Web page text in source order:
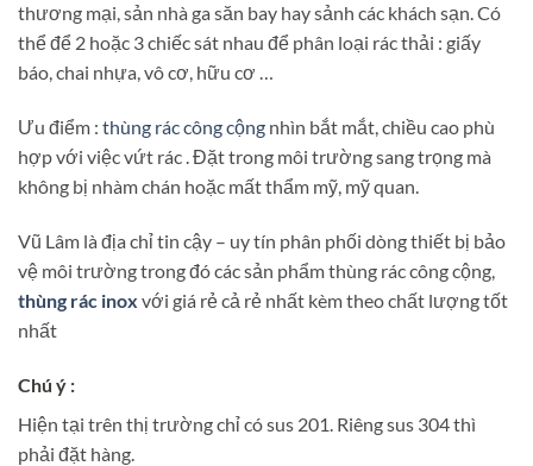
thương mại, sản nhà ga săn bay hay sảnh các khách sạn. Có
thể để 2 hoặc 3 chiếc sát nhau để phân loại rác thải : giấy
báo, chai nhựa, vô cơ, hữu cơ …
Ưu điểm : thùng rác công cộng nhìn bắt mắt, chiều cao phù
hợp với việc vứt rác . Đặt trong môi trường sang trọng mà
không bị nhàm chán hoặc mất thẩm mỹ, mỹ quan.
Vũ Lâm là địa chỉ tin cậy – uy tín phân phối dòng thiết bị bảo
vệ môi trường trong đó các sản phẩm thùng rác công cộng,
thùng rác inox với giá rẻ cả rẻ nhất kèm theo chất lượng tốt
nhất
Chú ý :
Hiện tại trên thị trường chỉ có sus 201. Riêng sus 304 thì
phải đặt hàng.